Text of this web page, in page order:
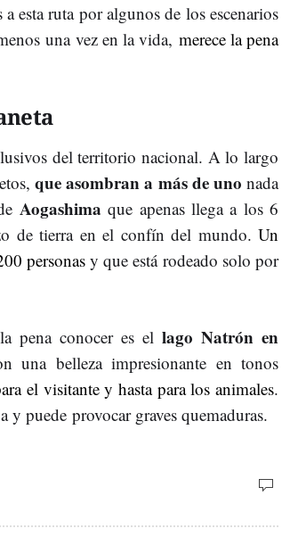
esta ruta por algunos de los escenarios
una vez en la vida, merece la pena
del territorio nacional. A lo largo
que asombran a más de unonada
Aogashimaque apenas llega a los 6
de tierra en el confín del mundo.Un
personasy que está rodeado solo por
pena conocer es el lago Natrón en
una belleza impresionante en tonos
el visitante y hasta para los animales.
puede provocar graves quemaduras.